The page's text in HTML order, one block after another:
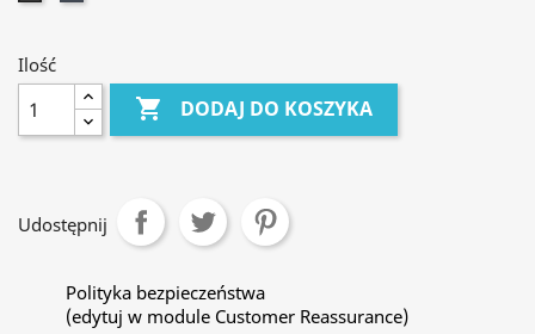
Ilość
 DODAJ DO KOSZYKA
Udostępnij
Polityka bezpieczeństwa
(edytuj w module Customer Reassurance)